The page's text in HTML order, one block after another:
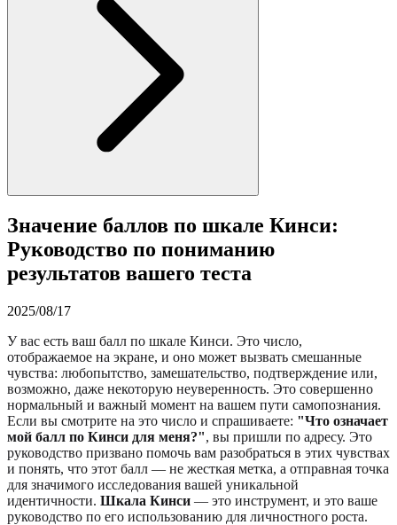
Значение баллов по шкале Кинси:
Руководство по пониманию
результатов вашего теста
2025/08/17
У вас есть ваш балл по шкале Кинси. Это число,
отображаемое на экране, и оно может вызвать смешанные
чувства: любопытство, замешательство, подтверждение или,
возможно, даже некоторую неуверенность. Это совершенно
нормальный и важный момент на вашем пути самопознания.
Если вы смотрите на это число и спрашиваете: "Что означает
мой балл по Кинси для меня?", вы пришли по адресу. Это
руководство призвано помочь вам разобраться в этих чувствах
и понять, что этот балл — не жесткая метка, а отправная точка
для значимого исследования вашей уникальной
идентичности. Шкала Кинси — это инструмент, и это ваше
руководство по его использованию для личностного роста.